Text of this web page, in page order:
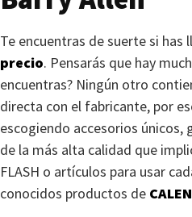
Te encuentras de suerte si has
precio. Pensarás que hay
encuentras? Ningún otro
directa con el fabricante, por
escogiendo accesorios únicos,
de la más alta calidad que
FLASH o artículos para usar
conocidos productos de